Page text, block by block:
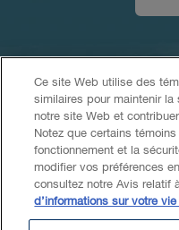
Accessibilité
Ce site Web utilise des
similaires pour maintenir la
notre site Web et
Notez que certains
fonctionnement et la
modifier vos préférences
consultez notre Avis relatif
d’informations sur votre